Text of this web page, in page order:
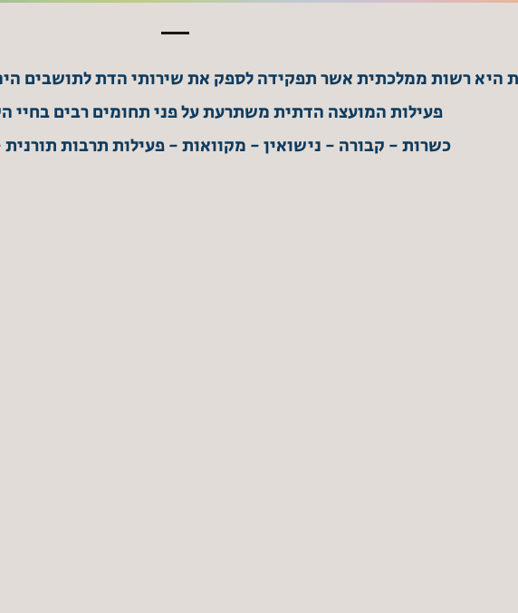
היא רשות ממלכתית אשר תפקידה לספק את שירותי הדת לתושבים
פעילות המועצה הדתית משתרעת על פני תחומים רבים בחיי
כשרות - קבורה - נישואין - מקוואות - פעילות תרבות תורנית